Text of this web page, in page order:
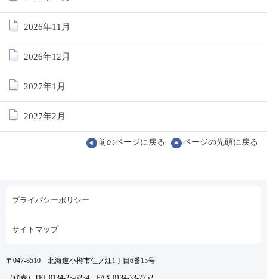
2026年11月
2026年12月
2027年1月
2027年2月
前のページに戻る ページの先頭に戻る
プライバシーポリシー
サイトマップ
〒047-8510 北海道小樽市住ノ江1丁目6番15号